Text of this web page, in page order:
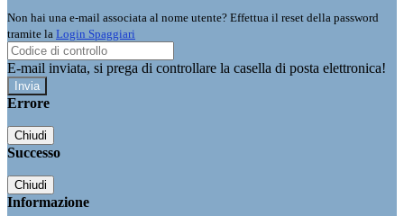
Non hai una e-mail associata al nome utente? Effettua il reset della password
tramite la Login Spaggiari
E-mail inviata, si prega di controllare la casella di posta elettronica!
Errore
Chiudi
Successo
Chiudi
Informazione